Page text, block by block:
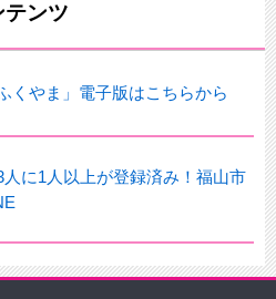
テンツ
くやま」電子版はこちらから
人に1人以上が登録済み！福山市